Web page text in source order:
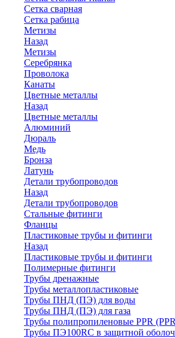
Сетка сварная
Сетка рабица
Метизы
Назад
Метизы
Серебрянка
Проволока
Канаты
Цветные металлы
Назад
Цветные металлы
Алюминий
Дюраль
Медь
Бронза
Латунь
Детали трубопроводов
Назад
Детали трубопроводов
Стальные фитинги
Фланцы
Пластиковые трубы и фитинги
Назад
Пластиковые трубы и фитинги
Полимерные фитинги
Трубы дренажные
Трубы металлопластиковые
Трубы ПНД (ПЭ) для воды
Трубы ПНД (ПЭ) для газа
Трубы полипропиленовые PPR
Трубы ПЭ100RC в защитной